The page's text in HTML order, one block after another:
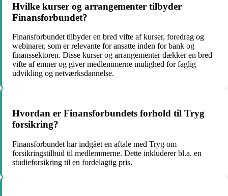
Hvilke kurser og arrangementer tilbyder
Finansforbundet?
Finansforbundet tilbyder en bred vifte af kurser, foredrag og
webinarer, som er relevante for ansatte inden for bank og
finanssektoren. Disse kurser og arrangementer dækker en bred
vifte af emner og giver medlemmerne mulighed for faglig
udvikling og netværksdannelse.
Hvordan er Finansforbundets forhold til Tryg
forsikring?
Finansforbundet har indgået en aftale med Tryg om
forsikringstilbud til medlemmerne. Dette inkluderer bl.a. en
studieforsikring til en fordelagtig pris.